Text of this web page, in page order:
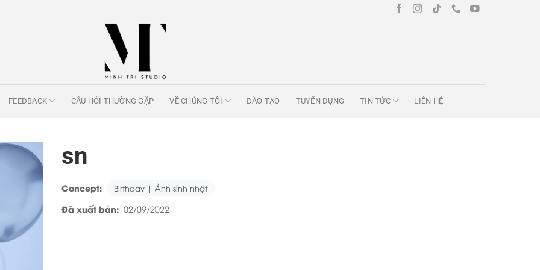
FEEDBACK CÂU HỎI THƯỜNG GẶP VỀ CHÚNG TÔI ĐÀO TẠO TUYỂN DỤNG TIN TỨC LIÊN HỆ
sn
Concept: Birthday | Ảnh sinh nhật
Đã xuất bản: 02/09/2022